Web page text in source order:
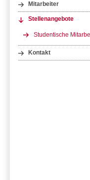
Mitarbeiter
Stellenangebote
Studentische
Kontakt